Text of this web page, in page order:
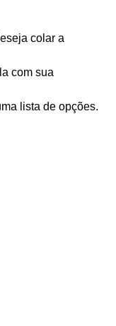
colar a
com sua
lista de opções.